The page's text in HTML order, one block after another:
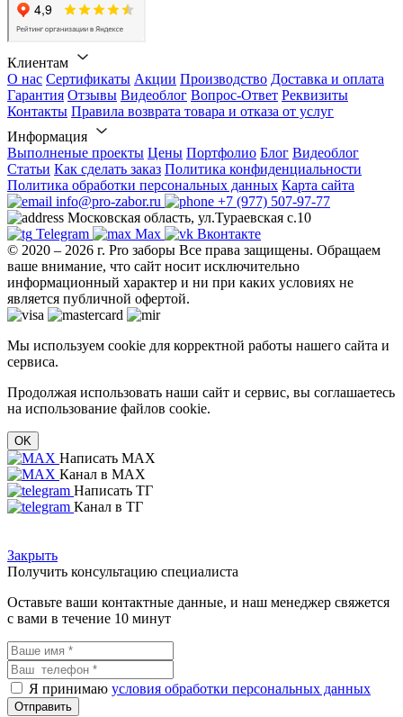
Клиентам
О нас Сертификаты Акции Производство Доставка и оплата
Гарантия Отзывы Видеоблог Вопрос-Ответ Реквизиты
Контакты Правила возврата товара и отказа от услуг
Информация
Выполненые проекты Цены Портфолио Блог Видеоблог
Статьи Как сделать заказ Политика конфиденциальности
Политика обработки персональных данных Карта сайта
info@pro-zabor.ru
+7 (977) 507-97-77
Московская область, ул.Тураевская с.10
Telegram
Max
Вконтакте
© 2020 – 2026 г. Pro заборы Все права защищены. Обращаем
ваше внимание, что сайт носит исключительно
информационный характер и ни при каких условиях не
является публичной офертой.
Мы используем cookie для корректной работы нашего сайта и
сервиса.
Продолжая использовать наши сайт и сервис, вы соглашаетесь
на использование файлов cookie.
OK
Написать MAX
Канал в MAX
Написать ТГ
Канал в ТГ
Закрыть
Получить консультацию специалиста
Оставьте ваши контактные данные, и наш менеджер свяжется
с вами в течение 10 минут
Я принимаю условия обработки персональных данных